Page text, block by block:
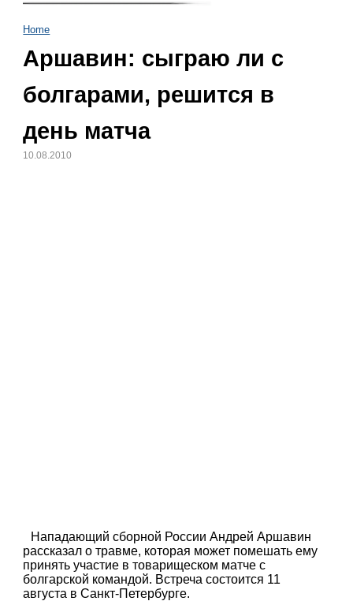
Home
Аршавин: сыграю ли с
болгарами, решится в
день матча
10.08.2010
Нападающий сборной России Андрей Аршавин
рассказал о травме, которая может помешать ему
принять участие в товарищеском матче с
болгарской командой. Встреча состоится 11
августа в Санкт-Петербурге.